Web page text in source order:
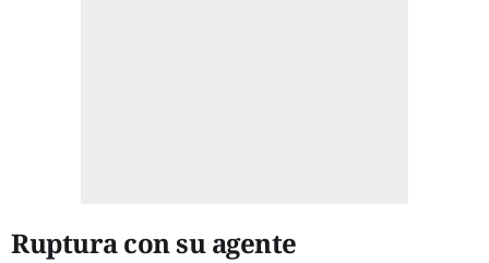
Ruptura con su agente